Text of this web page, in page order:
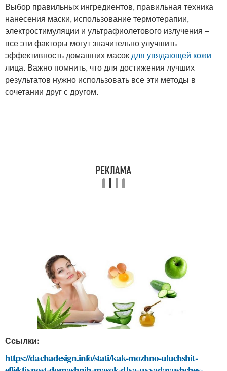
Выбор правильных ингредиентов, правильная техника
нанесения маски, использование термотерапии,
электростимуляции и ультрафиолетового излучения –
все эти факторы могут значительно улучшить
эффективность домашних масокдля увядающей кожи
лица. Важно помнить, что для достижения лучших
результатов нужно использовать все эти методы в
сочетании друг с другом.
Ссылки:
https://dachadesign.info/stati/kak-mozhno-uluchshit-